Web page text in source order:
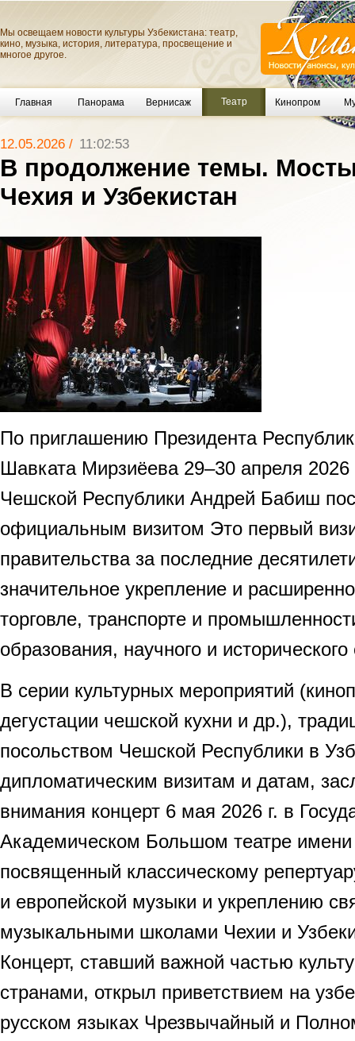
Мы освещаем новости культуры Узбекистана: театр,
кино, музыка, история, литература, просвещение и
многое другое.
Главная Панорама Вернисаж Театр Кинопром
12.05.2026 / 11:02:53
В продолжение темы.
Чехия и Узбекистан
По приглашению Президента
Шавката Мирзиёева 29–30 апреля
Чешской Республики Андрей Бабиш
официальным визитом Это первый
правительства за последние
значительное укрепление и
торговле, транспорте и
образования, научного и
В серии культурных мероприятий
дегустации чешской кухни и др.),
посольством Чешской Республики в
дипломатическим визитам и датам,
внимания концерт 6 мая 2026 г. в
Академическом Большом театре
посвященный классическому
и европейской музыки и укреплению
музыкальными школами Чехии и
Концерт, ставший важной частью
странами, открыл приветствием на
русском языках Чрезвычайный и